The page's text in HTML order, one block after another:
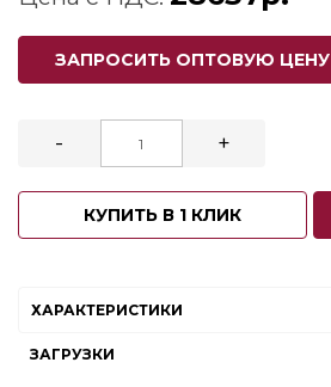
ЗАПРОСИТЬ ОПТОВУЮ ЦЕНУ
- +
КУПИТЬ В 1 КЛИК
ХАРАКТЕРИСТИКИ
ЗАГРУЗКИ